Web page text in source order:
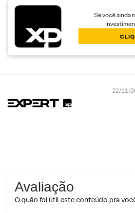
Se você ainda
22/11/
Avaliação
O quão foi útil este conteúdo pra